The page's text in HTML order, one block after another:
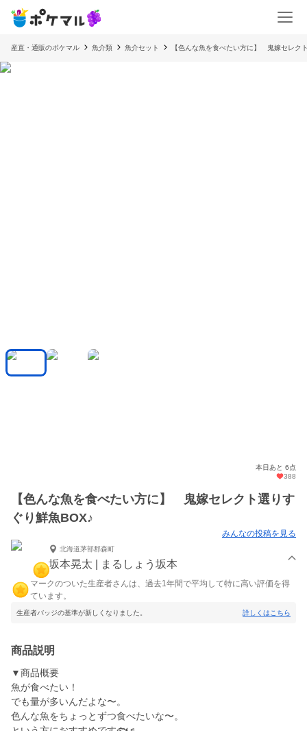
産直・通販のポケマル 魚介類 魚介セット 【色んな魚を食べたい方に】 鬼嫁セレク
本日あと 6点
388
【色んな魚を食べたい方に】 鬼嫁セレクト選りす
ぐり鮮魚BOX♪
みんなの投稿を見る
北海道茅部郡森町
坂本晃太 | まるしょう坂本
マークのついた生産者さんは、過去1年間で平均して特に高い評価を得
ています。
生産者バッジの基準が新しくなりました。 詳しくはこちら
商品説明
▼商品概要
魚が食べたい！
でも量が多いんだよな〜。
色んな魚をちょっとずつ食べたいな〜。